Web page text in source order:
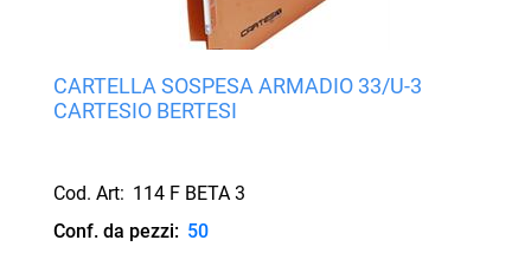
CARTELLA SOSPESA ARMADIO 33/U-3
CARTESIO BERTESI
Cod. Art: 114 F BETA 3
Conf. da pezzi: 50